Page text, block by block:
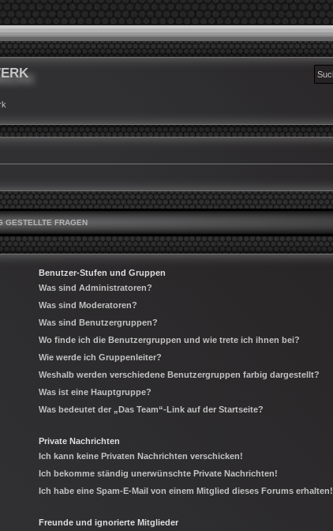
GESTELLTE FRAGEN
Benutzer-Stufen und Gruppen
Was sind Administratoren?
Was sind Moderatoren?
Was sind Benutzergruppen?
Wo finde ich die Benutzergruppen und wie trete ich ihnen bei?
Wie werde ich Gruppenleiter?
Weshalb werden verschiedene Benutzergruppen farbig dargestellt?
Was ist eine Hauptgruppe?
Was bedeutet der „Das Team“-Link auf der Startseite?
Private Nachrichten
Ich kann keine Privaten Nachrichten verschicken!
Ich bekomme ständig unerwünschte Private Nachrichten!
Ich habe eine Spam-E-Mail von einem Mitglied dieses Forums erhalten!
Freunde und ignorierte Mitglieder